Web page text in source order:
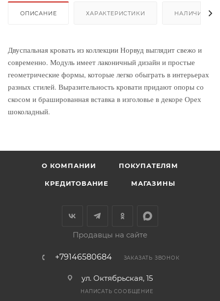
ОПИСАНИЕ ХАРАКТЕРИСТИКИ НАЛИЧИЕ
Двуспальная кровать из коллекции Норвуд выглядит свежо и
современно. Модуль имеет лаконичный дизайн и простые
геометрические формы, которые легко обыграть в интерьерах
разных стилей. Выразительность кровати придают опоры со
скосом и брашированная вставка в изголовье в декоре Орех
шоколадный.
О КОМПАНИИ ПОКУПАТЕЛЯМ
КРЕДИТОВАНИЕ МАГАЗИНЫ
Продавцы на сайте
+79146580684 ЗАКАЗАТЬ ЗВОНОК
ул. Октябрьская, 15
НАПИСАТЬ СООБЩЕНИЕ